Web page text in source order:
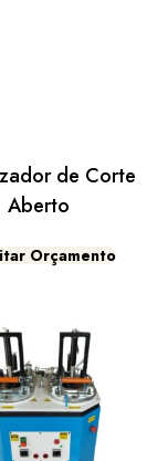
de Corte
Aberto
Orçamento